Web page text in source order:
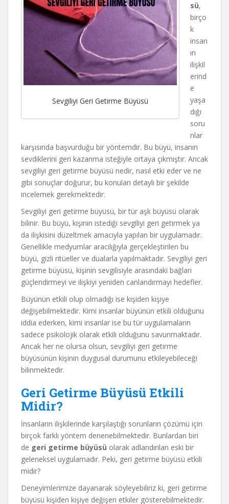
Sevgiliyi Geri Getirme Büyüsü
sü,
birço
k
insan
ın
ilişkil
erind
e
yaşa
dığı
soru
nlar
karşısında başvurduğu bir yöntemdir. Bu büyü, insanın
sevdiklerini geri kazanma isteğiyle ortaya çıkmıştır. Ancak
sevgiliyi geri getirme büyüsü nedir, nasıl etki eder ve ne
gibi sonuçlar doğurur, bu konuları detaylı bir şekilde
incelemek gerekmektedir.
Sevgiliyi geri getirme büyüsü, bir tür aşk büyüsü olarak
bilinir. Bu büyü, kişinin istediği sevgiliyi geri getirmek ya
da ilişkisini düzeltmek amacıyla yapılan bir uygulamadır.
Genellikle medyumlar aracılığıyla gerçekleştirilen bu
büyü, gizli ritüeller ve dualarla yapılmaktadır. Sevgiliyi geri
getirme büyüsü, kişinin sevgilisiyle arasındaki bağları
güçlendirmeyi ve ilişkiyi yeniden canlandırmayı hedefler.
Büyünün etkili olup olmadığı ise kişiden kişiye
değişebilmektedir. Kimi insanlar büyünün etkili olduğunu
iddia ederken, kimi insanlar ise bu tür uygulamaların
sadece psikolojik olarak etkili olduğunu savunmaktadır.
Ancak her ne olursa olsun, sevgiliyi geri getirme
büyüsünün kişinin duygusal durumunu etkileyebileceği
bilinmektedir.
Geri Getirme Büyüsü Etkili
Midir?
İnsanların ilişkilerinde karşılaştığı sorunların çözümü için
birçok farklı yöntem denenebilmektedir. Bunlardan biri
de geri getirme büyüsü olarak adlandırılan eski bir
geleneksel uygulamadır. Peki, geri getirme büyüsü etkili
midir?
Deneyimlerimize dayanarak söyleyebiliriz ki, geri getirme
büyüsü kişiden kişiye değişen etkiler gösterebilmektedir.